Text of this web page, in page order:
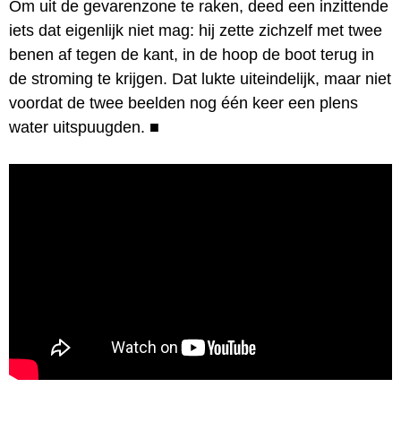
Om uit de gevarenzone te raken, deed een inzittende
iets dat eigenlijk niet mag: hij zette zichzelf met twee
benen af tegen de kant, in de hoop de boot terug in
de stroming te krijgen. Dat lukte uiteindelijk, maar niet
voordat de twee beelden nog één keer een plens
water uitspuugden. ■